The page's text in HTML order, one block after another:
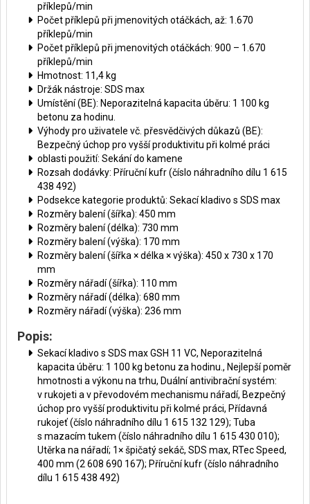
příklepů/min
Počet příklepů při jmenovitých otáčkách, až: 1.670
příklepů/min
Počet příklepů při jmenovitých otáčkách: 900 – 1.670
příklepů/min
Hmotnost: 11,4 kg
Držák nástroje: SDS max
Umístění (BE): Neporazitelná kapacita úběru: 1 100 kg
betonu za hodinu.
Výhody pro uživatele vč. přesvědčivých důkazů (BE):
Bezpečný úchop pro vyšší produktivitu při kolmé práci
oblasti použití: Sekání do kamene
Rozsah dodávky: Příruční kufr (číslo náhradního dílu 1 615
438 492)
Podsekce kategorie produktů: Sekací kladivo s SDS max
Rozměry balení (šířka): 450 mm
Rozměry balení (délka): 730 mm
Rozměry balení (výška): 170 mm
Rozměry balení (šířka × délka × výška): 450 x 730 x 170
mm
Rozměry nářadí (šířka): 110 mm
Rozměry nářadí (délka): 680 mm
Rozměry nářadí (výška): 236 mm
Popis:
Sekací kladivo s SDS max GSH 11 VC, Neporazitelná
kapacita úběru: 1 100 kg betonu za hodinu., Nejlepší poměr
hmotnosti a výkonu na trhu, Duální antivibrační systém:
v rukojeti a v převodovém mechanismu nářadí, Bezpečný
úchop pro vyšší produktivitu při kolmé práci, Přídavná
rukojeť (číslo náhradního dílu 1 615 132 129); Tuba
s mazacím tukem (číslo náhradního dílu 1 615 430 010);
Utěrka na nářadí; 1× špičatý sekáč, SDS max, RTec Speed,
400 mm (2 608 690 167); Příruční kufr (číslo náhradního
dílu 1 615 438 492)